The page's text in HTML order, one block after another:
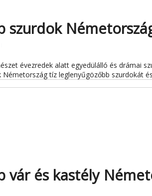
szurdok
évezredek alatt egyedülálló és drámai
tíz leglenyűgözőbb szurdokát
vár és kastély